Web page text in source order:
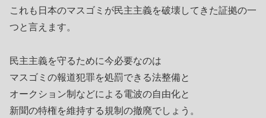
これも日本のマスゴミが民主主義を破壊してきた証拠の一
つと言えます。
民主主義を守るために今必要なのは
マスゴミの報道犯罪を処罰できる法整備と
オークション制などによる電波の自由化と
新聞の特権を維持する規制の撤廃でしょう。